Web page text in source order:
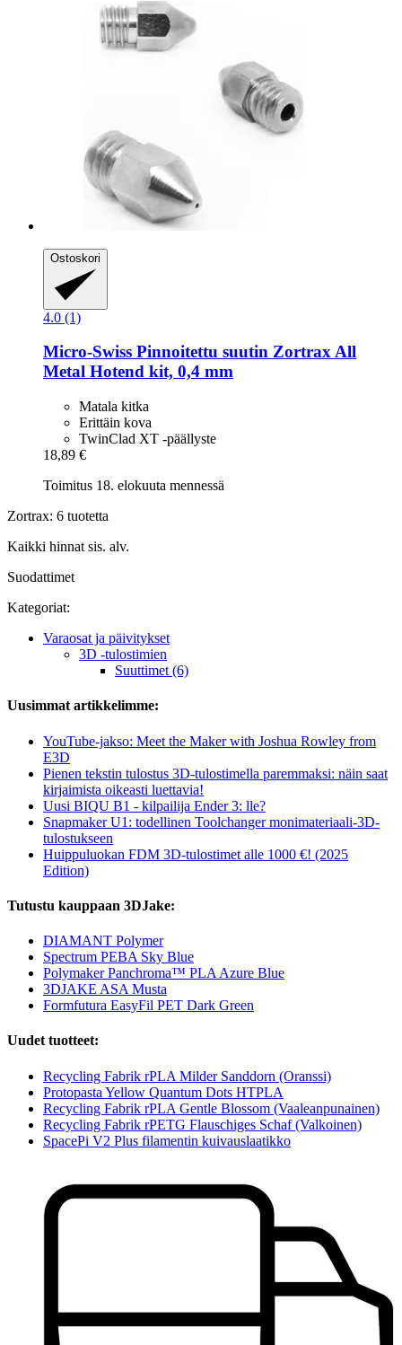
Ostoskori
4.0 (1)
Micro-Swiss Pinnoitettu suutin Zortrax All
Metal Hotend kit, 0,4 mm
Matala kitka
Erittäin kova
TwinClad XT -päällyste
18,89 €
Toimitus 18. elokuuta mennessä
Zortrax: 6 tuotetta
Kaikki hinnat sis. alv.
Suodattimet
Kategoriat:
Varaosat ja päivitykset
3D -tulostimien
Suuttimet (6)
Uusimmat artikkelimme:
YouTube-jakso: Meet the Maker with Joshua Rowley from
E3D
Pienen tekstin tulostus 3D-tulostimella paremmaksi: näin saat
kirjaimista oikeasti luettavia!
Uusi BIQU B1 - kilpailija Ender 3: lle?
Snapmaker U1: todellinen Toolchanger monimateriaali-3D-
tulostukseen
Huippuluokan FDM 3D-tulostimet alle 1000 €! (2025
Edition)
Tutustu kauppaan 3DJake:
DIAMANT Polymer
Spectrum PEBA Sky Blue
Polymaker Panchroma™ PLA Azure Blue
3DJAKE ASA Musta
Formfutura EasyFil PET Dark Green
Uudet tuotteet:
Recycling Fabrik rPLA Milder Sanddorn (Oranssi)
Protopasta Yellow Quantum Dots HTPLA
Recycling Fabrik rPLA Gentle Blossom (Vaaleanpunainen)
Recycling Fabrik rPETG Flauschiges Schaf (Valkoinen)
SpacePi V2 Plus filamentin kuivauslaatikko